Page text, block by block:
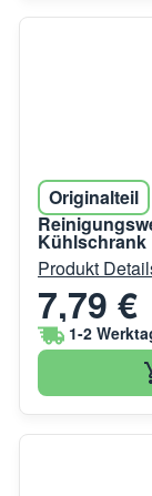
Originalteil
Kühlschrank
Produkt
7,79 €
1-2